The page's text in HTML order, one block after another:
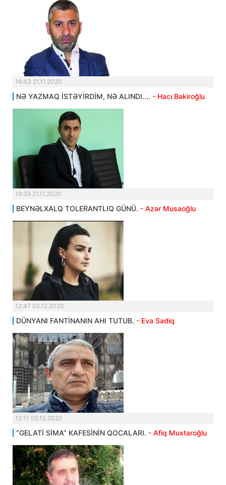
16:43 21.11.2020
NƏ YAZMAQ İSTƏYİRDİM, NƏ ALINDI.... - Hacı Bəkiroğlu
16:39 21.11.2020
BEYNƏLXALQ TOLERANTLIQ GÜNÜ. - Azər Musaoğlu
12:47 05.12.2020
DÜNYANI FANTİNANIN AHI TUTUB. - Eva Sadiq
12:11 05.12.2020
“GELATİ SİMA” KAFESİNİN QOCALARI. - Afiq Muxtaroğlu